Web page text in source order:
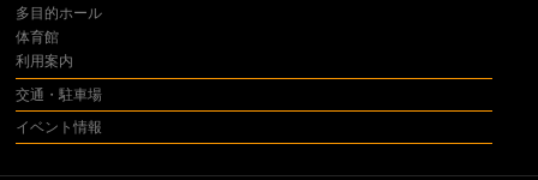
多目的ホール
体育館
利用案内
交通・駐車場
イベント情報